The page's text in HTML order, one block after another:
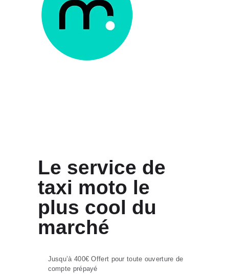
Le service de
taxi moto le
plus cool du
marché
Jusqu’à 400€ Offert pour toute ouverture de
compte prépayé